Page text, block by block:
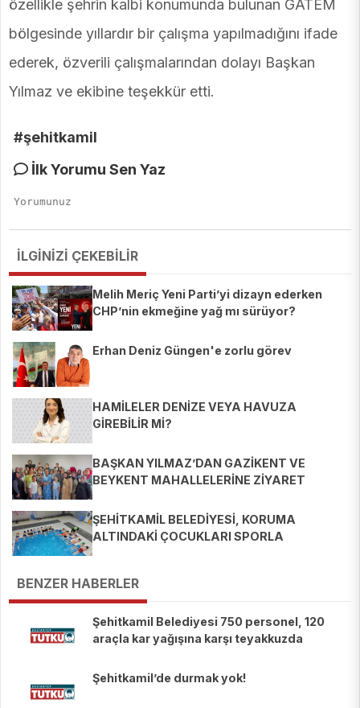
özellikle şehrin kalbi konumunda bulunan GATEM
bölgesinde yıllardır bir çalışma yapılmadığını ifade
ederek, özverili çalışmalarından dolayı Başkan
Yılmaz ve ekibine teşekkür etti.
#şehitkamil
İlk Yorumu Sen Yaz
İLGİNİZİ ÇEKEBİLİR
Melih Meriç Yeni Parti’yi dizayn ederken
CHP’nin ekmeğine yağ mı sürüyor?
Erhan Deniz Güngen'e zorlu görev
HAMİLELER DENİZE VEYA HAVUZA
GİREBİLİR Mİ?
BAŞKAN YILMAZ’DAN GAZİKENT VE
BEYKENT MAHALLELERİNE ZİYARET
ŞEHİTKAMİL BELEDİYESİ, KORUMA
ALTINDAKİ ÇOCUKLARI SPORLA
BENZER HABERLER
Şehitkamil Belediyesi 750 personel, 120
araçla kar yağışına karşı teyakkuzda
Şehitkamil’de durmak yok!